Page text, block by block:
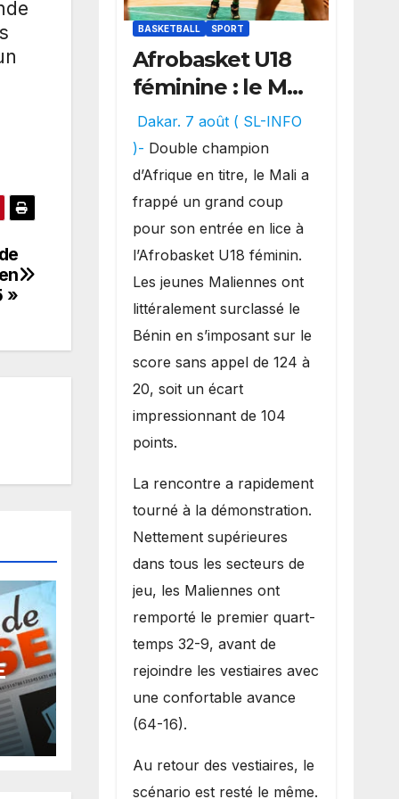
»
BASKETBALL SPORT
Afrobasket U18
féminine : le Mali
réalise un
véritable festival
offensif et
inflige une
lourde défaite
au Bénin.
Dakar. 7 août ( SL-INFO
)- Double champion
d’Afrique en titre, le Mali a
frappé un grand coup
pour son entrée en lice à
l’Afrobasket U18 féminin.
Les jeunes Maliennes ont
littéralement surclassé le
Bénin en s’imposant sur le
score sans appel de 124 à
20, soit un écart
impressionnant de 104
points.
La rencontre a rapidement
tourné à la démonstration.
Nettement supérieures
dans tous les secteurs de
jeu, les Maliennes ont
remporté le premier quart-
temps 32-9, avant de
rejoindre les vestiaires avec
une confortable avance
(64-16).
Au retour des vestiaires, le
scénario est resté le même.